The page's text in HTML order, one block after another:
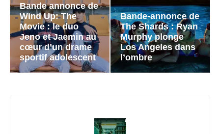
Bande annonce de
Wind Up: The
Movie : le duo
Jeno et Jaemin au
cœur d’un drame
sportif adolescent
Bande-annonce de
The Shards : Ryan
Murphy plonge
Los Angeles dans
l’ombre